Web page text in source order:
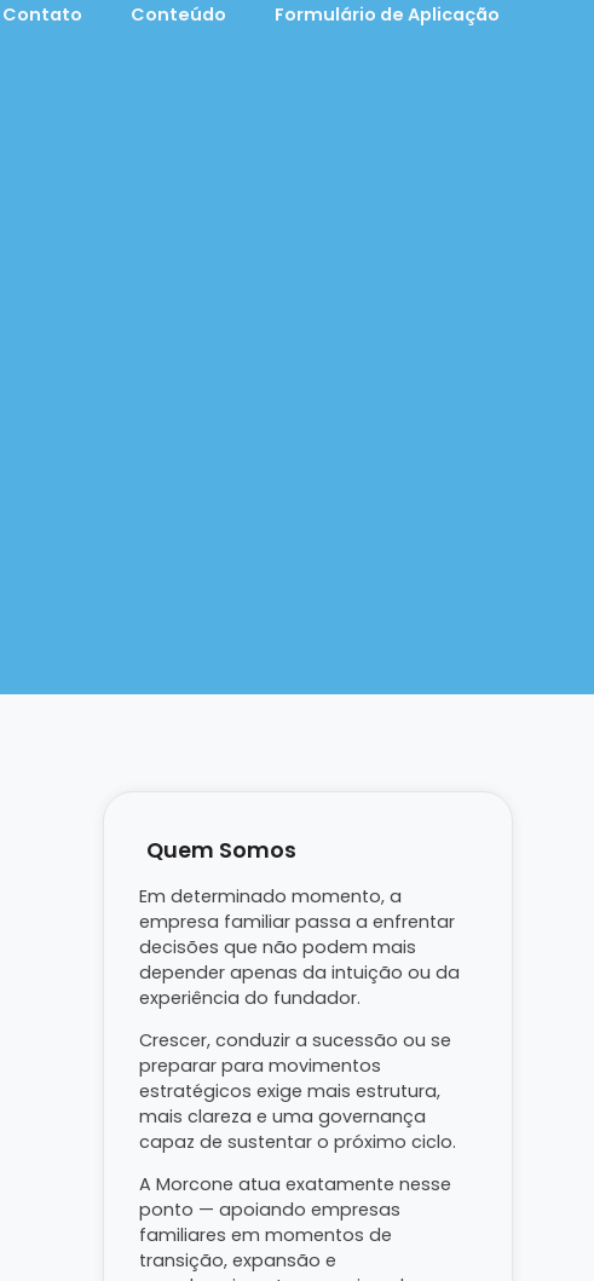
Contato Conteúdo Formulário de Aplicação
Quem Somos
Em determinado momento, a
empresa familiar passa a enfrentar
decisões que não podem mais
depender apenas da intuição ou da
experiência do fundador.
Crescer, conduzir a sucessão ou se
preparar para movimentos
estratégicos exige mais estrutura,
mais clareza e uma governança
capaz de sustentar o próximo ciclo.
A Morcone atua exatamente nesse
ponto — apoiando empresas
familiares em momentos de
transição, expansão e